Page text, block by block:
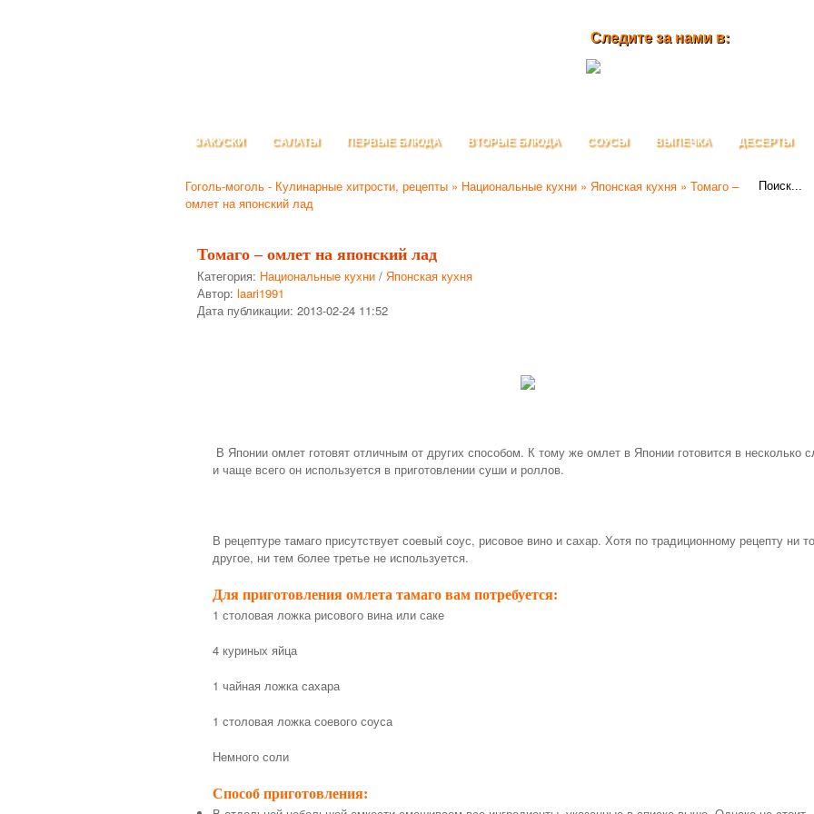
ЗАКУСКИ САЛАТЫ ПЕРВЫЕ БЛЮДА ВТОРЫЕ БЛЮДА СОУСЫ ВЫПЕЧКА ДЕСЕРТЫ
Следите за нами в:
Гоголь-моголь - Кулинарные хитрости, рецепты » Национальные кухни » Японская кухня » Томаго –
омлет на японский лад
Томаго – омлет на японский лад
Категория: Национальные кухни / Японская кухня
Автор: laari1991
Дата публикации: 2013-02-24 11:52
В Японии омлет готовят отличным от других способом. К тому же омлет в Японии готовится в несколько
и чаще всего он используется в приготовлении суши и роллов.
В рецептуре тамаго присутствует соевый соус, рисовое вино и сахар. Хотя по традиционному рецепту ни
другое, ни тем более третье не используется.
Для приготовления омлета тамаго вам потребуется:
1 столовая ложка рисового вина или саке
4 куриных яйца
1 чайная ложка сахара
1 столовая ложка соевого соуса
Немного соли
Способ приготовления: